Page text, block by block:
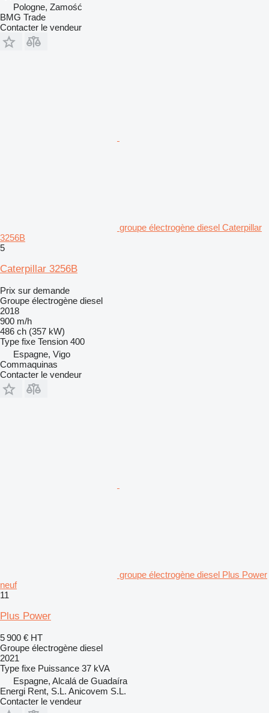
Pologne, Zamość
BMG Trade
Contacter le vendeur
groupe électrogène diesel Caterpillar
3256B
5
Caterpillar 3256B
Prix sur demande
Groupe électrogène diesel
2018
900 m/h
486 ch (357 kW)
Type fixe Tension 400
Espagne, Vigo
Commaquinas
Contacter le vendeur
groupe électrogène diesel Plus Power
neuf
11
Plus Power
5 900 € HT
Groupe électrogène diesel
2021
Type fixe Puissance 37 kVA
Espagne, Alcalá de Guadaíra
Energi Rent, S.L. Anicovem S.L.
Contacter le vendeur